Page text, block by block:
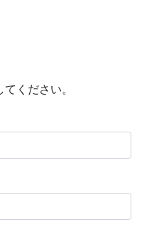
ください。